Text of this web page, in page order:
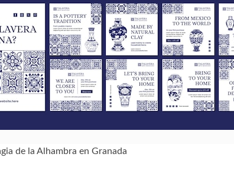
de la Alhambra en Granada